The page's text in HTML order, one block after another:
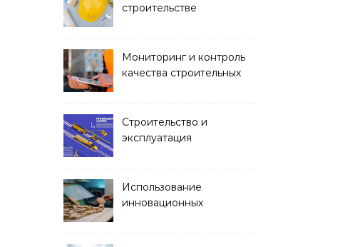
строительстве
Мониторинг и контроль
качества строительных
Строительство и
эксплуатация
Использование
инновационных